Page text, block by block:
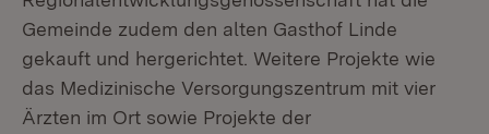
Gemeinde zudem den alten Gasthof Linde
gekauft und hergerichtet. Weitere Projekte wie
das Medizinische Versorgungszentrum mit vier
Ärzten im Ort sowie Projekte der